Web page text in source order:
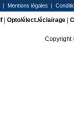
| Mentions légales |
| Opto/élect./éclairage|
Copyright